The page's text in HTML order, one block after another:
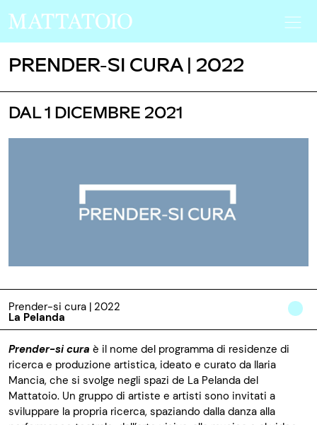
PRENDER-SI CURA | 2022
DAL 1 DICEMBRE 2021
Prender-si cura | 2022
La Pelanda
Prender-si cura è il nome del programma di residenze di
ricerca e produzione artistica, ideato e curato da Ilaria
Mancia, che si svolge negli spazi de La Pelanda del
Mattatoio. Un gruppo di artiste e artisti sono invitati a
sviluppare la propria ricerca, spaziando dalla danza alla